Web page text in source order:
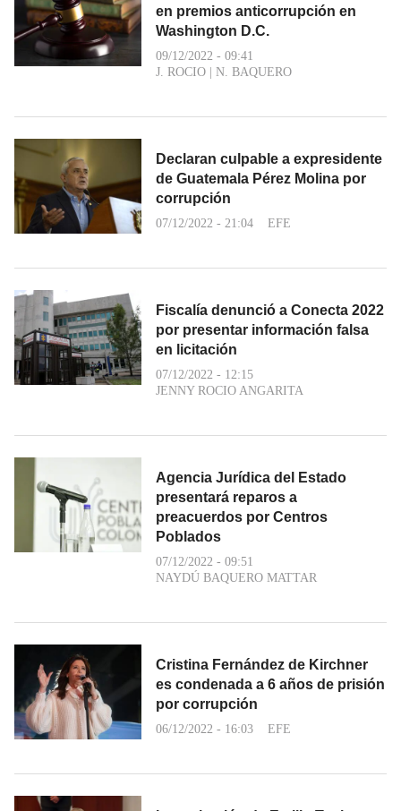
en premios anticorrupción en
Washington D.C.
09/12/2022 - 09:41
J. ROCIO | N. BAQUERO
Declaran culpable a expresidente
de Guatemala Pérez Molina por
corrupción
07/12/2022 - 21:04 EFE
Fiscalía denunció a Conecta 2022
por presentar información falsa
en licitación
07/12/2022 - 12:15
JENNY ROCIO ANGARITA
Agencia Jurídica del Estado
presentará reparos a
preacuerdos por Centros
Poblados
07/12/2022 - 09:51
NAYDÚ BAQUERO MATTAR
Cristina Fernández de Kirchner
es condenada a 6 años de prisión
por corrupción
06/12/2022 - 16:03 EFE